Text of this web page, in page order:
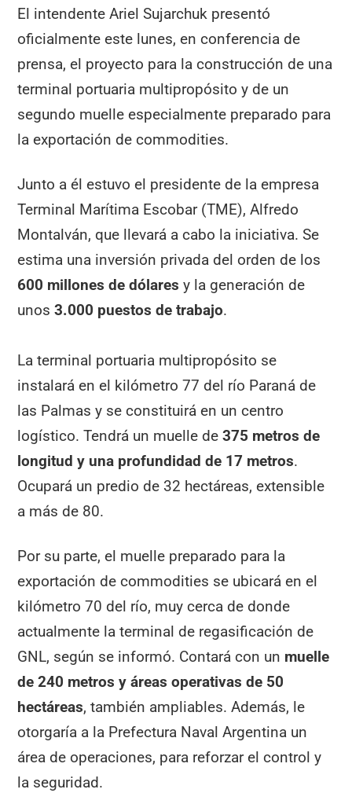
El intendente Ariel Sujarchuk presentó
oficialmente este lunes, en conferencia de
prensa, el proyecto para la construcción de una
terminal portuaria multipropósito y de un
segundo muelle especialmente preparado para
la exportación de commodities.
Junto a él estuvo el presidente de la empresa
Terminal Marítima Escobar (TME), Alfredo
Montalván, que llevará a cabo la iniciativa. Se
estima una inversión privada del orden de los
600 millones de dólaresy la generación de
unos3.000 puestos de trabajo.
La terminal portuaria multipropósito se
instalará en el kilómetro 77 del río Paraná de
las Palmas y se constituirá en un centro
logístico. Tendrá un muelle de375 metros de
longitud y una profundidad de 17 metros.
Ocupará un predio de 32 hectáreas, extensible
a más de 80.
Por su parte, el muelle preparado para la
exportación de commodities se ubicará en el
kilómetro 70 del río, muy cerca de donde
actualmente la terminal de regasificación de
GNL, según se informó. Contará con un muelle
de 240 metros y áreas operativas de 50
hectáreas, también ampliables. Además, le
otorgaría a la Prefectura Naval Argentina un
área de operaciones, para reforzar el control y
la seguridad.